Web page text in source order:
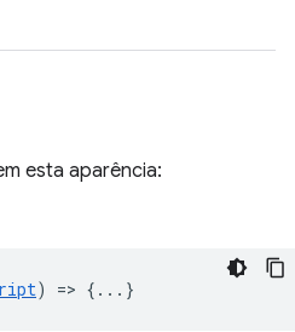
esta aparência:
) => {...}